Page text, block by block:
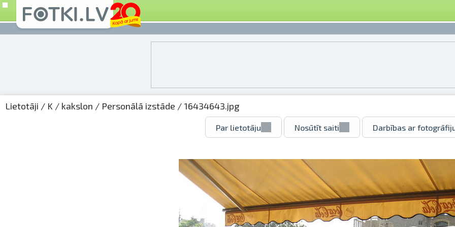
Lietotāji / K / kakslon / Personālā izstāde / 16434643.jpg
Par lietotāju Nosūtīt saiti Darbības ar